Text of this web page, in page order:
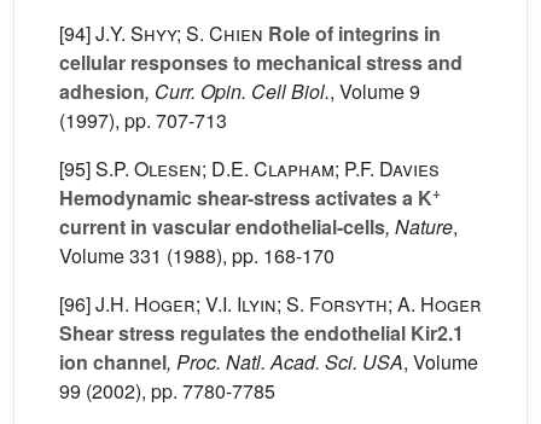
[94]J.Y. Shyy; S. Chien Role of integrins in
cellular responses to mechanical stress and
adhesion, Curr. Opin. Cell Biol., Volume 9
(1997), pp. 707-713
[95]S.P. Olesen; D.E. Clapham; P.F. Davies
Hemodynamic shear-stress activates a K+
current in vascular endothelial-cells, Nature,
Volume 331 (1988), pp. 168-170
[96]J.H. Hoger; V.I. Ilyin; S. Forsyth; A. Hoger
Shear stress regulates the endothelial Kir2.1
ion channel, Proc. Natl. Acad. Sci. USA, Volume
99 (2002), pp. 7780-7785